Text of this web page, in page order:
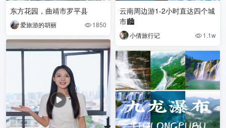
东方花园，曲靖市罗平县
爱旅游的胡丽  1850
云南周边游1-2小时直达四个城
市🏙️
小倩旅行记  1.1w